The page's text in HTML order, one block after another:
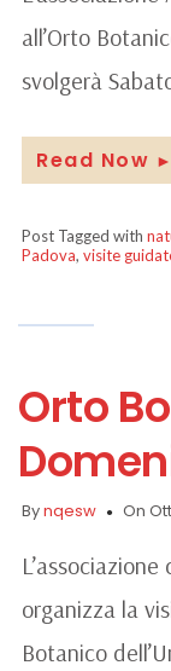
all’Orto
svolgerà
Read Now ►
Post Tagged with
Padova, visite
Orto
Bynqesw On
organizza la
Botanico